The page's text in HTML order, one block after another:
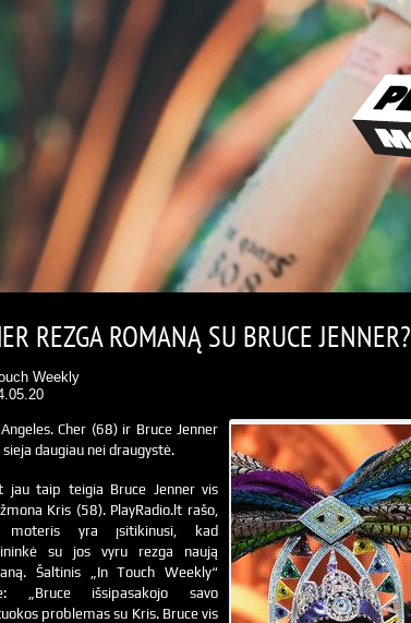
REZGA ROMANĄ SU BRUCE JENNER?
Weekly
Cher (68) ir Bruce Jenner
sieja daugiau nei draugystė.
jau taip teigia Bruce Jenner vis
Kris (58). PlayRadio.lt rašo,
moteris yra įsitikinusi, kad
su jos vyru rezga naują
Šaltinis „In Touch Weekly“
„Bruce išsipasakojo savo
problemas su Kris. Bruce vis